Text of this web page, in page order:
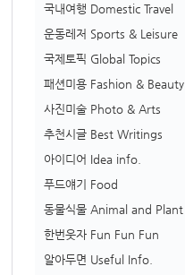
국내여행 Domestic Travel
운동레저 Sports & Leisure
국제토픽 Global Topics
패션미용 Fashion & Beauty
사진미술 Photo & Arts
추천시글 Best Writings
아이디어 Idea info.
푸드얘기 Food
동물식물 Animal and Plant
한번웃자 Fun Fun Fun
알아두면 Useful Info.